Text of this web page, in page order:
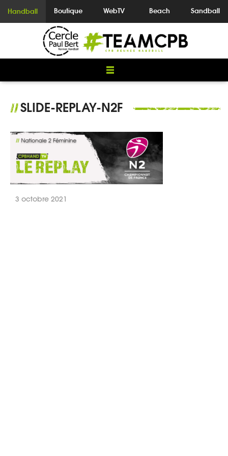
Handball Boutique WebTV Beach Sandball
//SLIDE-REPLAY-N2F
3 octobre 2021